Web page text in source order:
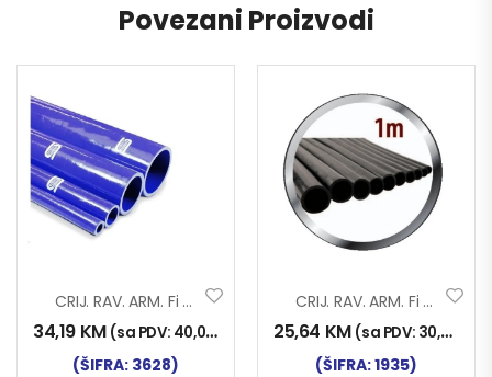
Povezani Proizvodi
CRIJ. RAV. ARM. Fi 55×1000 SILIKON
34,19 KM (sa PDV: 40,00
(ŠIFRA: 3628)
CRIJ. RAV. ARM. Fi 55×1000
25,64 KM (sa PDV: 30,00
(ŠIFRA: 1935)